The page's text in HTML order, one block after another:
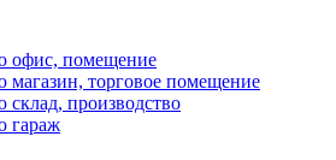
офис, помещение
магазин, торговое помещение
склад, производство
гараж